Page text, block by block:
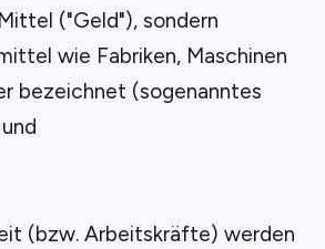
("Geld"), sondern
wie Fabriken, Maschinen
bezeichnet (sogenanntes
(bzw. Arbeitskräfte) werden